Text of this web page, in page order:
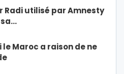
Radi utilisé par Amnesty
Maroc a raison de ne